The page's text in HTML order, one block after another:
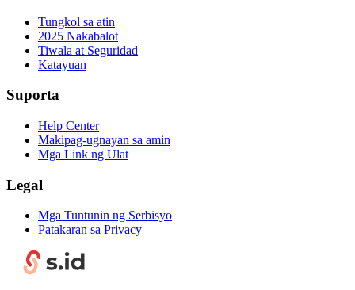
Tungkol sa atin
2025 Nakabalot
Tiwala at Seguridad
Katayuan
Suporta
Help Center
Makipag-ugnayan sa amin
Mga Link ng Ulat
Legal
Mga Tuntunin ng Serbisyo
Patakaran sa Privacy